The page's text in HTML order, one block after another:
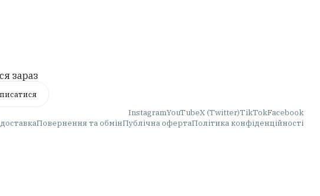
зараз
InstagramYouTubeX (Twitter)TikTokFacebook
Повернення та обмінПублічна офертаПолітика конфіденційності